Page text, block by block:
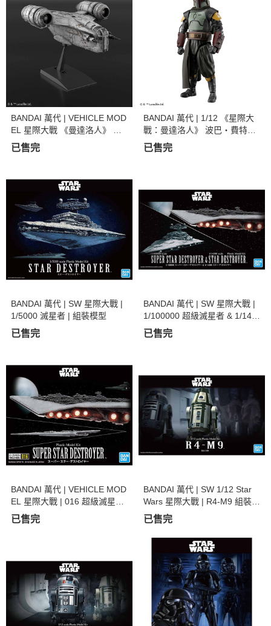
BANDAI 萬代 | VEHICLE MOD
EL 星際大戰 《曼達洛人》 刀
鋒之巔 | 剃刀冠號 | 組裝模型
已售完
BANDAI 萬代 | 1/12 《星際大
戰：曼達洛人》 波巴・費特
（曼達洛人） | 組裝模型 | 現貨
已售完
BANDAI 萬代 | SW 星際大戰 |
1/5000 滅星者 | 組裝模型
已售完
BANDAI 萬代 | SW 星際大戰 |
1/100000 超級滅星者 & 1/145
00 滅星者 | 組裝模型
已售完
BANDAI 萬代 | VEHICLE MOD
EL 星際大戰 | 016 超級滅星者
| 組裝模型
已售完
BANDAI 萬代 | SW 1/12 Star
Wars 星際大戰 | R4-M9 組裝模
型
已售完